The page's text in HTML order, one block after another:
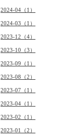
2024-04（1）
2024-03（1）
2023-12（4）
2023-10（3）
2023-09（1）
2023-08（2）
2023-07（1）
2023-04（1）
2023-02（1）
2023-01（2）